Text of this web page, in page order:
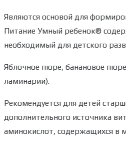
Являются основой для
Питание Умный ребенок®
необходимый для детского
Яблочное пюре, банановое
ламинарии).
Рекомендуется для детей
дополнительного источника
аминокислот, содержащихся в